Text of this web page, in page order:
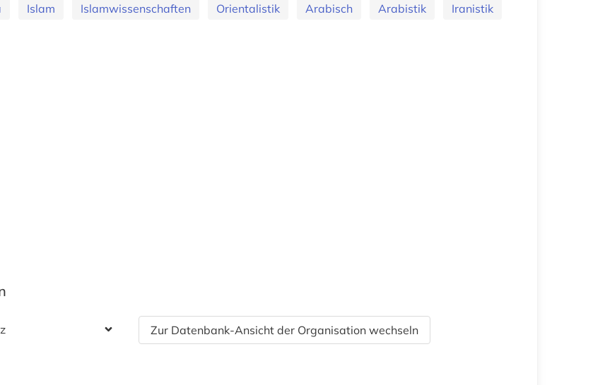
Islam Islamwissenschaften Orientalistik Arabisch Arabistik Iranistik
Zur Datenbank-Ansicht der Organisation wechseln